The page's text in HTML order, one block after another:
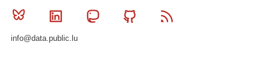
Bluesky Linkedin MastodonGithub
info@data.public.lu